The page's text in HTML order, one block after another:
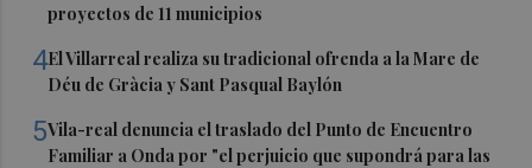
proyectos de 11 municipios
4El Villarreal realiza su tradicional ofrenda a la Mare de
Déu de Gràcia y Sant Pasqual Baylón
5Vila-real denuncia el traslado del Punto de Encuentro
Familiar a Onda por "el perjuicio que supondrá para las